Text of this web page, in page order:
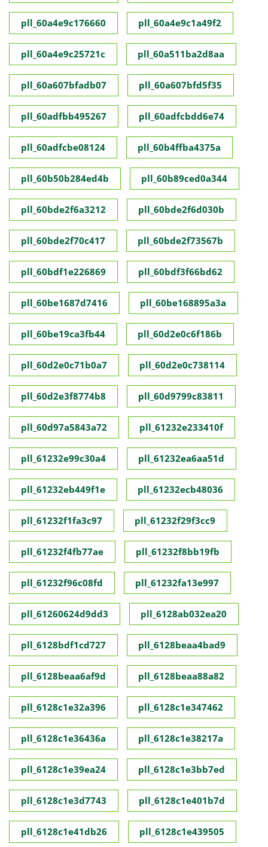
pll_60a4e9c176660 pll_60a4e9c1a49f2
pll_60a4e9c25721c pll_60a511ba2d8aa
pll_60a607bfadb07 pll_60a607bfd5f35
pll_60adfbb495267 pll_60adfcbdd6e74
pll_60adfcbe08124 pll_60b4ffba4375a
pll_60b50b284ed4b pll_60b89ced0a344
pll_60bde2f6a3212 pll_60bde2f6d030b
pll_60bde2f70c417 pll_60bde2f73567b
pll_60bdf1e226869 pll_60bdf3f66bd62
pll_60be1687d7416 pll_60be168895a3a
pll_60be19ca3fb44 pll_60d2e0c6f186b
pll_60d2e0c71b0a7 pll_60d2e0c738114
pll_60d2e3f8774b8 pll_60d9799c83811
pll_60d97a5843a72 pll_61232e233410f
pll_61232e99c30a4 pll_61232ea6aa51d
pll_61232eb449f1e pll_61232ecb48036
pll_61232f1fa3c97 pll_61232f29f3cc9
pll_61232f4fb77ae pll_61232f8bb19fb
pll_61232f96c08fd pll_61232fa13e997
pll_61260624d9dd3 pll_6128ab032ea20
pll_6128bdf1cd727 pll_6128beaa4bad9
pll_6128beaa6af9d pll_6128beaa88a82
pll_6128c1e32a396 pll_6128c1e347462
pll_6128c1e36436a pll_6128c1e38217a
pll_6128c1e39ea24 pll_6128c1e3bb7ed
pll_6128c1e3d7743 pll_6128c1e401b7d
pll_6128c1e41db26 pll_6128c1e439505